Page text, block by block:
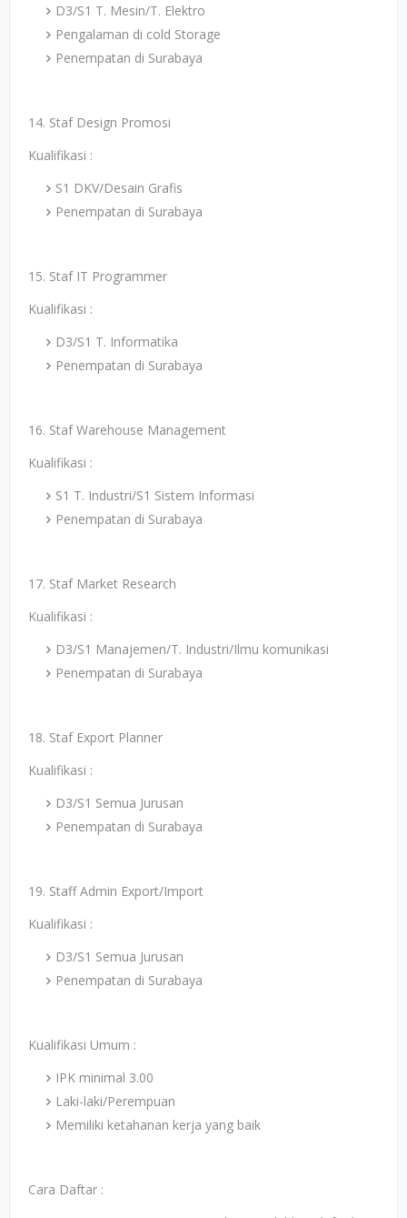
D3/S1 T. Mesin/T. Elektro
Pengalaman di cold Storage
Penempatan di Surabaya
14. Staf Design Promosi
Kualifikasi :
S1 DKV/Desain Grafis
Penempatan di Surabaya
15. Staf IT Programmer
Kualifikasi :
D3/S1 T. Informatika
Penempatan di Surabaya
16. Staf Warehouse Management
Kualifikasi :
S1 T. Industri/S1 Sistem Informasi
Penempatan di Surabaya
17. Staf Market Research
Kualifikasi :
D3/S1 Manajemen/T. Industri/Ilmu komunikasi
Penempatan di Surabaya
18. Staf Export Planner
Kualifikasi :
D3/S1 Semua Jurusan
Penempatan di Surabaya
19. Staff Admin Export/Import
Kualifikasi :
D3/S1 Semua Jurusan
Penempatan di Surabaya
Kualifikasi Umum :
IPK minimal 3.00
Laki-laki/Perempuan
Memiliki ketahanan kerja yang baik
Cara Daftar :